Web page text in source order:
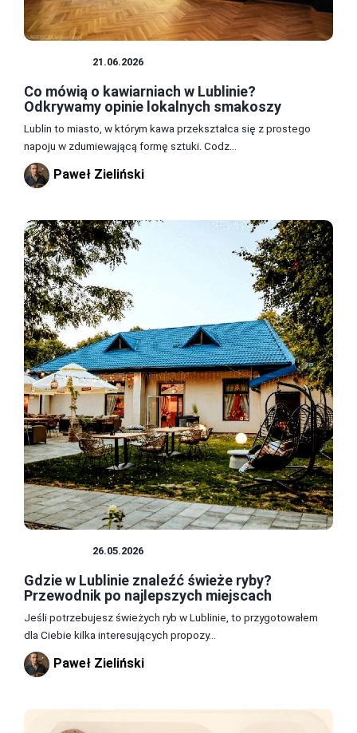
21.06.2026
Co mówią o kawiarniach w Lublinie?
Odkrywamy opinie lokalnych smakoszy
Lublin to miasto, w którym kawa przekształca się z prostego
napoju w zdumiewającą formę sztuki. Codz...
Paweł Zieliński
26.05.2026
Gdzie w Lublinie znaleźć świeże ryby?
Przewodnik po najlepszych miejscach
Jeśli potrzebujesz świeżych ryb w Lublinie, to przygotowałem
dla Ciebie kilka interesujących propozy...
Paweł Zieliński